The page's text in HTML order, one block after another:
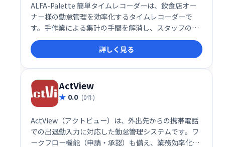
ALFA-Palette 簡単タイムレコーダーは、飲食店オー
ナー様の勤怠管理を効率化するタイムレコーダーで
す。手作業による集計の手間を解消し、スタッフの出
退勤管理と集計を簡単・確実に実行できます。忙しい
オーナー様を煩雑な業務から解放し、スムーズな店舗
運営をサポートします。
詳しく見る
ActView
0.0 (0件)
ActView（アクトビュー）は、外出先からの携帯電話
での出退勤入力に対応した勤怠管理システムです。ワ
ークフロー機能（申請・承認）も備え、業務効率化を